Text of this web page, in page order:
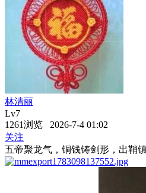
林清丽
Lv7
1261浏览 2026-7-4 01:02
关注
五帝聚龙气，铜钱铸剑形，出鞘